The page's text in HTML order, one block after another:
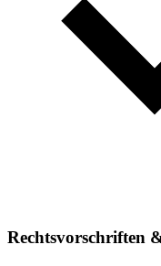
Rechtsvorschriften